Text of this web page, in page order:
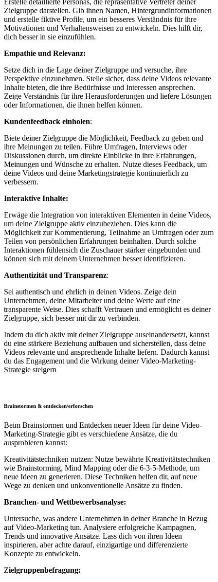
Erstelle detaillierte Personas, die repräsentative Vertreter deiner
Zielgruppe darstellen. Gib ihnen Namen, Hintergrundinformationen
und erstelle fiktive Profile, um ein besseres Verständnis für ihre
Motivationen und Verhaltensweisen zu entwickeln. Dies hilft dir,
dich besser in sie einzufühlen.
Empathie und Relevanz:
Setze dich in die Lage deiner Zielgruppe und versuche, ihre
Perspektive einzunehmen. Stelle sicher, dass deine Videos relevante
Inhalte bieten, die ihre Bedürfnisse und Interessen ansprechen.
Zeige Verständnis für ihre Herausforderungen und liefere Lösungen
oder Informationen, die ihnen helfen können.
Kundenfeedback einholen:
Biete deiner Zielgruppe die Möglichkeit, Feedback zu geben und
ihre Meinungen zu teilen. Führe Umfragen, Interviews oder
Diskussionen durch, um direkte Einblicke in ihre Erfahrungen,
Meinungen und Wünsche zu erhalten. Nutze dieses Feedback, um
deine Videos und deine Marketingstrategie kontinuierlich zu
verbessern.
Interaktive Inhalte:
Erwäge die Integration von interaktiven Elementen in deine Videos,
um deine Zielgruppe aktiv einzubeziehen. Dies kann die
Möglichkeit zur Kommentierung, Teilnahme an Umfragen oder zum
Teilen von persönlichen Erfahrungen beinhalten. Durch solche
Interaktionen fühlensich die Zuschauer stärker eingebunden und
können sich mit deinem Unternehmen besser identifizieren.
Authentizität und Transparenz:
Sei authentisch und ehrlich in deinen Videos. Zeige dein
Unternehmen, deine Mitarbeiter und deine Werte auf eine
transparente Weise. Dies schafft Vertrauen und ermöglicht es deiner
Zielgruppe, sich besser mit dir zu verbinden.
Indem du dich aktiv mit deiner Zielgruppe auseinandersetzt, kannst
du eine stärkere Beziehung aufbauen und sicherstellen, dass deine
Videos relevante und ansprechende Inhalte liefern. Dadurch kannst
du das Engagement und die Wirkung deiner Video-Marketing-
Strategie steigern
Brainstormen & entdecken/erforschen
Beim Brainstormen und Entdecken neuer Ideen für deine Video-
Marketing-Strategie gibt es verschiedene Ansätze, die du
ausprobieren kannst:
Kreativitätstechniken nutzen: Nutze bewährte Kreativitätstechniken
wie Brainstorming, Mind Mapping oder die 6-3-5-Methode, um
neue Ideen zu generieren. Diese Techniken helfen dir, auf neue
Wege zu denken und unkonventionelle Ansätze zu finden.
Branchen- und Wettbewerbsanalyse:
Untersuche, was andere Unternehmen in deiner Branche in Bezug
auf Video-Marketing tun. Analysiere erfolgreiche Kampagnen,
Trends und innovative Ansätze. Lass dich von ihren Ideen
inspirieren, aber achte darauf, einzigartige und differenzierte
Konzepte zu entwickeln.
Zielgruppenbefragung: